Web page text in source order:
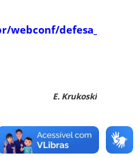
defesa_maa
E. Krukoski